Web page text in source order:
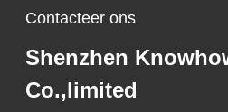
Contacteer ons
Shenzhen
Co.,limited